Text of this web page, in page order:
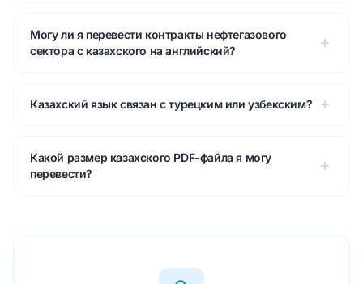
Могу ли я перевести контракты нефтегазового
сектора с казахского на английский?
Казахский язык связан с турецким или узбекским?
Какой размер казахского PDF-файла я могу
перевести?